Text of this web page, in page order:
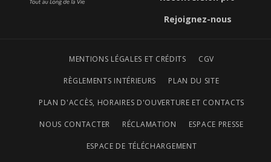
Rejoignez-nous
MENTIONS LÉGALES ET CRÉDITS CGV
RÈGLEMENTS INTÉRIEURS PLAN DU SITE
PLAN D'ACCÈS, HORAIRES D'OUVERTURE ET CONTACTS
NOUS CONTACTER RÉCLAMATION ESPACE PRESSE
ESPACE DE TÉLÉCHARGEMENT